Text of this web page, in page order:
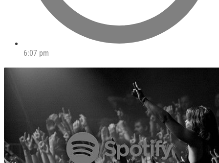
6:07 pm